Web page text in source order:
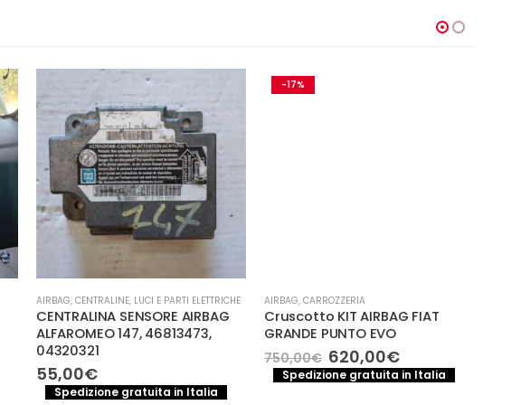
AIRBAG, CENTRALINE, LUCI E PARTI ELETTRICHE
CENTRALINA SENSORE AIRBAG
ALFAROMEO 147, 46813473,
04320321
55,00€
Spedizione gratuita in Italia
-17%
AIRBAG, CARROZZERIA
Cruscotto KIT AIRBAG FIAT
GRANDE PUNTO EVO
750,00€ Il
prezzo
originale
620,00€Il
prezzo
attuale
Spedizione gratuita in Italia